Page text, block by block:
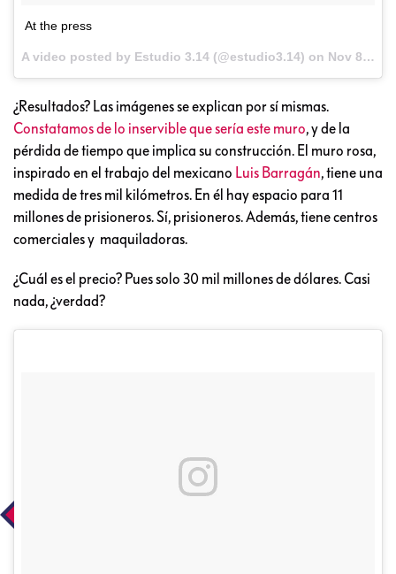
At the press
A video posted by Estudio 3.14 (@estudio3.14) on Nov 8, 2016 at 12:02pm PST
¿Resultados? Las imágenes se explican por sí mismas.
Constatamos de lo inservible que sería este muro , y de la
pérdida de tiempo que implica su construcción. El muro rosa,
inspirado en el trabajo del mexicano
Luis Barragán , tiene una
medida de tres mil kilómetros. En él hay espacio para 11
millones de prisioneros. Sí, prisioneros. Además, tiene centros
comerciales y maquiladoras.
¿Cuál es el precio? Pues solo 30 mil millones de dólares. Casi
nada, ¿verdad?